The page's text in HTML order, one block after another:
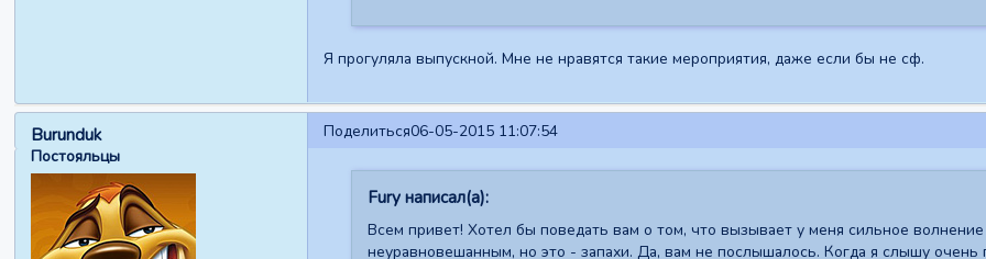
Я прогуляла выпускной. Мне не нравятся такие мероприятия, даже если бы не сф.
Поделиться06-05-2015 11:07:54
Burunduk
Постояльцы
Fury написал(а):
Всем привет! Хотел бы поведать вам о том, что вызывает у меня сильное
неуравновешанным, но это - запахи. Да, вам не послышалось. Когда я слышу очень